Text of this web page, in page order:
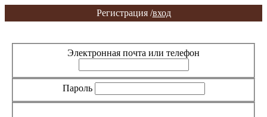
Регистрация /вход
Электронная почта или телефон
Пароль